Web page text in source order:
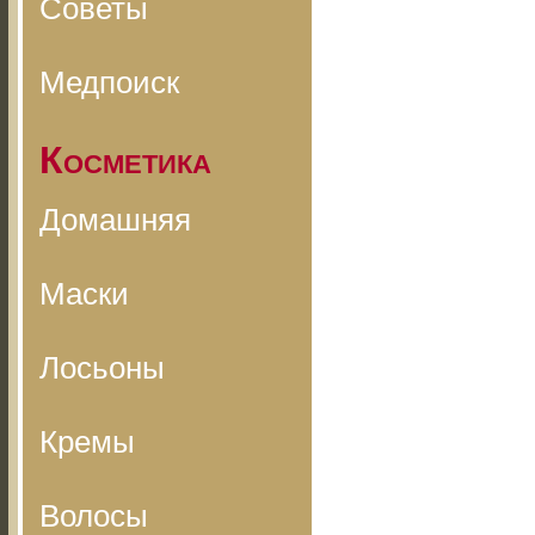
Советы
Медпоиск
Косметика
Домашняя
Маски
Лосьоны
Кремы
Волосы